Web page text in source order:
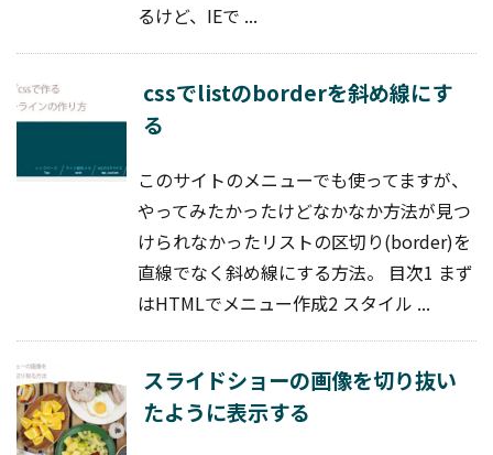
るけど、IEで ...
cssでlistのborderを斜め線にす
る
このサイトのメニューでも使ってますが、
やってみたかったけどなかなか方法が見つ
けられなかったリストの区切り(border)を
直線でなく斜め線にする方法。 目次1 まず
はHTMLでメニュー作成2 スタイル ...
スライドショーの画像を切り抜い
たように表示する